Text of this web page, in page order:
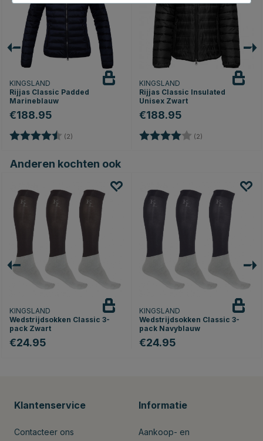
KINGSLAND
Rijjas Classic Padded
Marineblauw
€188.95
Beoordeling: (2)
KINGSLAND
Rijjas Classic Insulated
Unisex Zwart
€188.95
Beoordeling: (2)
Anderen kochten ook
KINGSLAND
Wedstrijdsokken Classic 3-
pack Zwart
€24.95
KINGSLAND
Wedstrijdsokken Classic 3-
pack Navyblauw
€24.95
Klantenservice
Contacteer ons
Informatie
Aankoop- en